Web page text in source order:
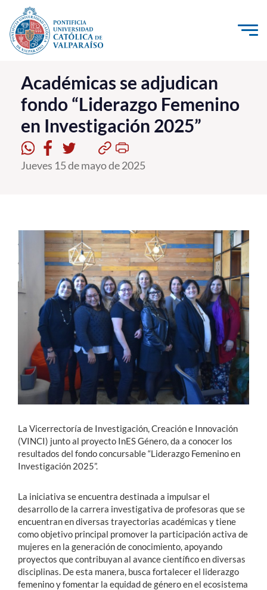
Click acá para ir directamente al contenido
La Universidad
Investigación, Creación e Innovación
PUCV Internacional
Vinculación con el Medio
Postgrado
Formación Continua
Estudiantes
Académicos
Funcionarios
Alumni
Académicas se adjudican
fondo “Liderazgo Femenino
en Investigación 2025”
Jueves 15 de mayo de 2025
La Vicerrectoría de Investigación, Creación e Innovación
(VINCI) junto al proyecto InES Género, da a conocer los
resultados del fondo concursable “Liderazgo Femenino en
Investigación 2025”.
La iniciativa se encuentra destinada a impulsar el
desarrollo de la carrera investigativa de profesoras que se
encuentran en diversas trayectorias académicas y tiene
como objetivo principal promover la participación activa de
mujeres en la generación de conocimiento, apoyando
proyectos que contribuyan al avance científico en diversas
disciplinas. De esta manera, busca fortalecer el liderazgo
femenino y fomentar la equidad de género en el ecosistema